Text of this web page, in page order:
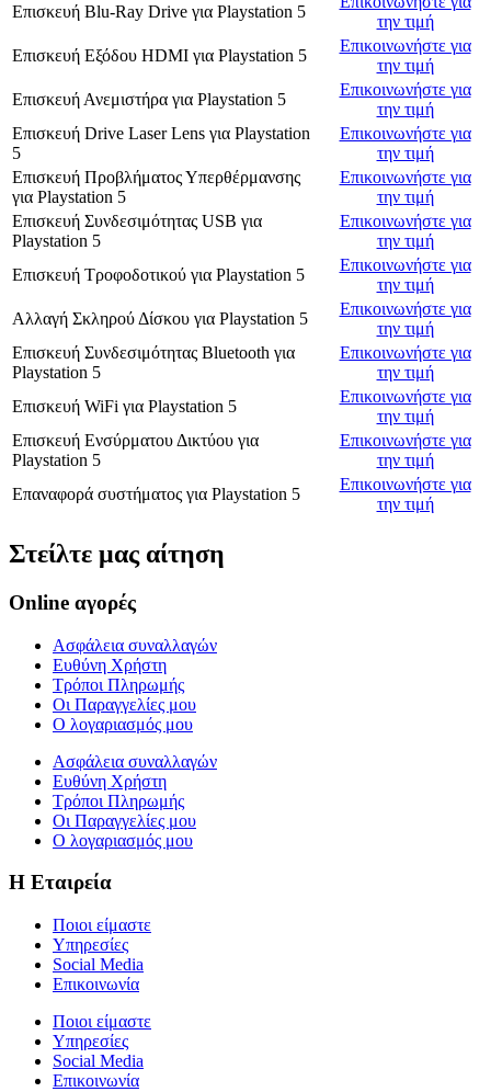
Επισκευή Blu-Ray Drive για Playstation 5
την τιμή
Επισκευή Εξόδου HDMI για Playstation 5
Επικοινωνήστε για
την τιμή
Επισκευή Ανεμιστήρα για Playstation 5
Επικοινωνήστε για
την τιμή
Επισκευή Drive Laser Lens για Playstation
5
Επικοινωνήστε για
την τιμή
Επισκευή Προβλήματος Υπερθέρμανσης
για Playstation 5
Επικοινωνήστε για
την τιμή
Επισκευή Συνδεσιμότητας USB για
Playstation 5
Επικοινωνήστε για
την τιμή
Επισκευή Τροφοδοτικού για Playstation 5
Επικοινωνήστε για
την τιμή
Αλλαγή Σκληρού Δίσκου για Playstation 5
Επικοινωνήστε για
την τιμή
Επισκευή Συνδεσιμότητας Bluetooth για
Playstation 5
Επικοινωνήστε για
την τιμή
Επισκευή WiFi για Playstation 5
Επικοινωνήστε για
την τιμή
Επισκευή Ενσύρματου Δικτύου για
Playstation 5
Επικοινωνήστε για
την τιμή
Επαναφορά συστήματος για Playstation 5
Επικοινωνήστε για
την τιμή
Στείλτε μας αίτηση
Online αγορές
Ασφάλεια συναλλαγών
Ευθύνη Χρήστη
Τρόποι Πληρωμής
Οι Παραγγελίες μου
Ο λογαριασμός μου
Ασφάλεια συναλλαγών
Ευθύνη Χρήστη
Τρόποι Πληρωμής
Οι Παραγγελίες μου
Ο λογαριασμός μου
Η Εταιρεία
Ποιοι είμαστε
Υπηρεσίες
Social Media
Επικοινωνία
Ποιοι είμαστε
Υπηρεσίες
Social Media
Επικοινωνία